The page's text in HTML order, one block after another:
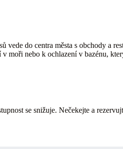
do centra města s obchody a
moři nebo k ochlazení v bazénu,
se snižuje. Nečekejte a